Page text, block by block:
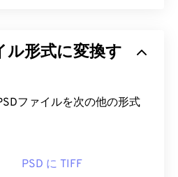
のファイル形式です。PSD
するレイヤー、
保存できます。PSDを使用
をアクセス可能な形式で保
きくなり、扱いにくいこと
ル形式に変換す
PSD に TIFF